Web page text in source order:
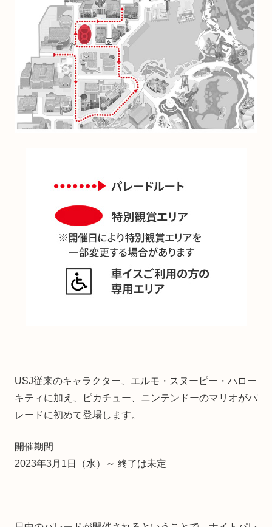
USJ従来のキャラクター、エルモ・スヌーピー・ハロー
キティに加え、ピカチュー、ニンテンドーのマリオがパ
レードに初めて登場します。
開催期間
2023年3月1日（水）～ 終了は未定